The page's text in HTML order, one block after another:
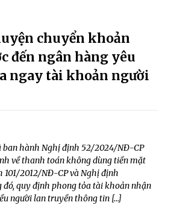
chuyển khoản
đến ngân hàng yêu
ngay tài khoản người
ban hành Nghị định 52/2024/NĐ-CP
về thanh toán không dùng tiền mặt
2012/NĐ-CP và Nghị định
đó, quy định phong tỏa tài khoản nhận
người lan truyền thông tin […]